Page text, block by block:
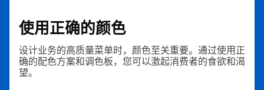
使用正确的颜色
设计业务的高质量菜单时，颜色至关重要。通过使用正
确的配色方案和调色板，您可以激起消费者的食欲和渴
望。